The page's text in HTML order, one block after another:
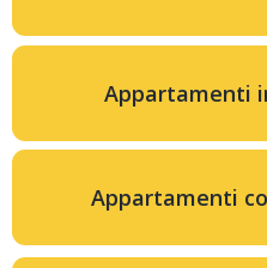
Appartamenti
Appartamenti